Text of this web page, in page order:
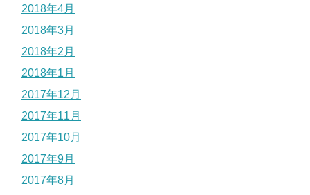
2018年4月
2018年3月
2018年2月
2018年1月
2017年12月
2017年11月
2017年10月
2017年9月
2017年8月